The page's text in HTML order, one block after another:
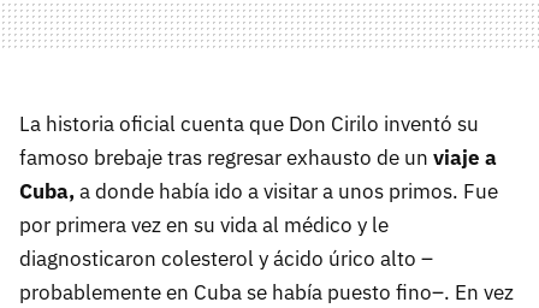
La historia oficial cuenta que Don Cirilo inventó su
famoso brebaje tras regresar exhausto de un viaje a
Cuba,a donde había ido a visitar a unos primos. Fue
por primera vez en su vida al médico y le
diagnosticaron colesterol y ácido úrico alto –
probablemente en Cuba se había puesto fino–. En vez